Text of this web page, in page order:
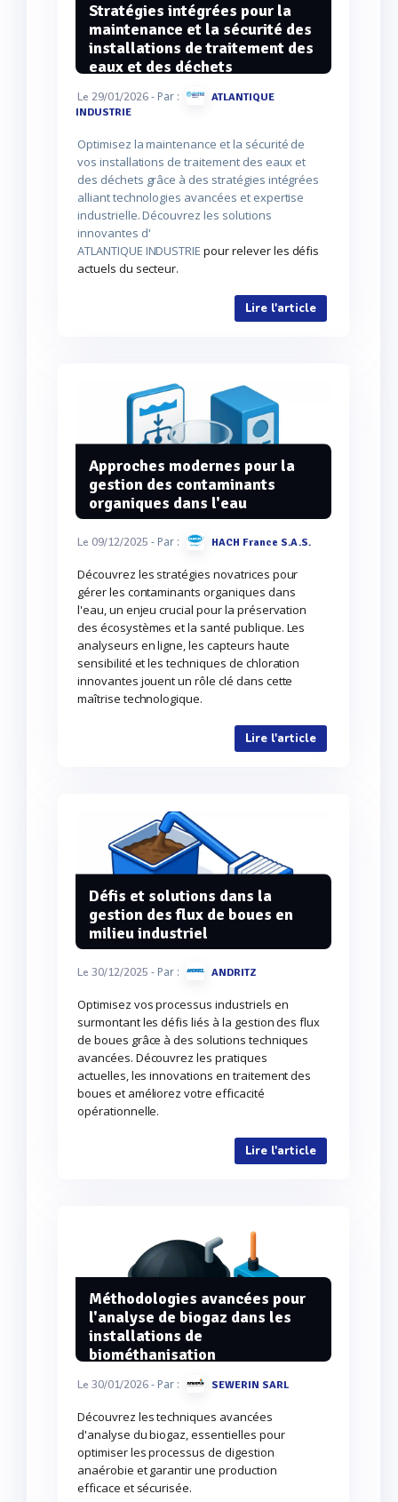
Stratégies intégrées pour la
maintenance et la sécurité des
installations de traitement des
eaux et des déchets
Le 29/01/2026- Par :
ATLANTIQUE
INDUSTRIE
Optimisez la maintenance et la sécurité de
vos installations de traitement des eaux et
des déchets grâce à des stratégies intégrées
alliant technologies avancées et expertise
industrielle. Découvrez les solutions
innovantes d'
ATLANTIQUE INDUSTRIE pour relever les défis
actuels du secteur.
Lire l'article
Approches modernes pour la
gestion des contaminants
organiques dans l'eau
Le 09/12/2025 - Par : HACH France S.A.S.
Découvrez les stratégies novatrices pour
gérer les contaminants organiques dans
l'eau, un enjeu crucial pour la préservation
des écosystèmes et la santé publique. Les
analyseurs en ligne, les capteurs haute
sensibilité et les techniques de chloration
innovantes jouent un rôle clé dans cette
maîtrise technologique.
Lire l'article
Défis et solutions dans la
gestion des flux de boues en
milieu industriel
Le 30/12/2025 - Par : ANDRITZ
Optimisez vos processus industriels en
surmontant les défis liés à la gestion des flux
de boues grâce à des solutions techniques
avancées. Découvrez les pratiques
actuelles, les innovations en traitement des
boues et améliorez votre efficacité
opérationnelle.
Lire l'article
Méthodologies avancées pour
l'analyse de biogaz dans les
installations de
biométhanisation
Le 30/01/2026- Par : SEWERIN SARL
Découvrez les techniques avancées
d'analyse du biogaz, essentielles pour
optimiser les processus de digestion
anaérobie et garantir une production
efficace et sécurisée.